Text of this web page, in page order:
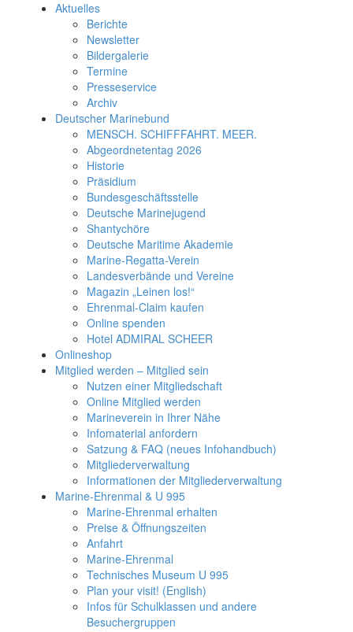
Aktuelles
Berichte
Newsletter
Bildergalerie
Termine
Presseservice
Archiv
Deutscher Marinebund
MENSCH. SCHIFFFAHRT. MEER.
Abgeordnetentag 2026
Historie
Präsidium
Bundesgeschäftsstelle
Deutsche Marinejugend
Shantychöre
Deutsche Maritime Akademie
Marine-Regatta-Verein
Landesverbände und Vereine
Magazin „Leinen los!“
Ehrenmal-Claim kaufen
Online spenden
Hotel ADMIRAL SCHEER
Onlineshop
Mitglied werden – Mitglied sein
Nutzen einer Mitgliedschaft
Online Mitglied werden
Marineverein in Ihrer Nähe
Infomaterial anfordern
Satzung & FAQ (neues Infohandbuch)
Mitgliederverwaltung
Informationen der Mitgliederverwaltung
Marine-Ehrenmal & U 995
Marine-Ehrenmal erhalten
Preise & Öffnungszeiten
Anfahrt
Marine-Ehrenmal
Technisches Museum U 995
Plan your visit! (English)
Infos für Schulklassen und andere
Besuchergruppen